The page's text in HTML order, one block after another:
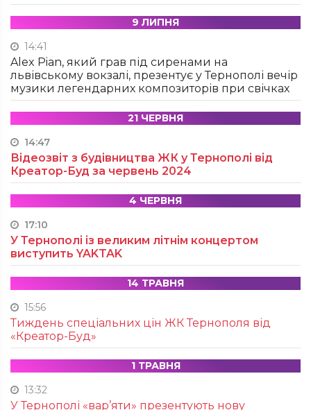
9 ЛИПНЯ
14:41
Alex Pian, який грав під сиренами на
львівському вокзалі, презентує у Тернополі вечір
музики легендарних композиторів при свічках
21 ЧЕРВНЯ
14:47
Відеозвіт з будівництва ЖК у Тернополі від
Креатор-Буд за червень 2024
4 ЧЕРВНЯ
17:10
У Тернополі із великим літнім концертом
виступить YAKTAK
14 ТРАВНЯ
15:56
Тиждень спеціальних цін ЖК Тернополя від
«Креатор-Буд»
1 ТРАВНЯ
13:32
У Тернополі «вар’яти» презентують нову